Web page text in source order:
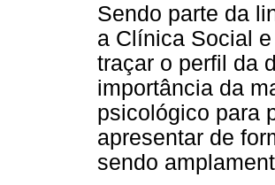
Sendo parte da
a Clínica Social
traçar o perfil da
importância da
psicológico para
apresentar de
sendo